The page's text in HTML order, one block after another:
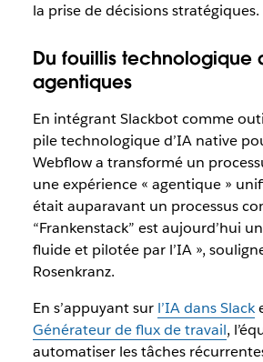
la prise de décisions stratégiques.
Du fouillis technologique
agentiques
En intégrant Slackbot comme
pile technologique d’IA native
Webflow a transformé un
une expérience « agentique »
était auparavant un processus
“Frankenstack” est aujourd’hui
fluide et pilotée par l’IA »,
Rosenkranz.
En s’appuyant sur l’IA dans Slack
Générateur de flux de travail,
automatiser les tâches